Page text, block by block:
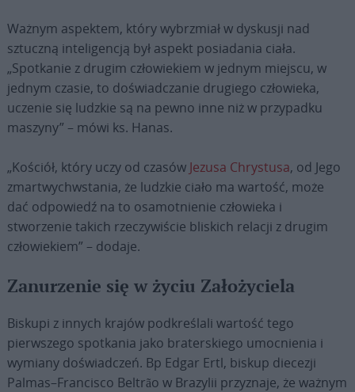
Ważnym aspektem, który wybrzmiał w dyskusji nad
sztuczną inteligencją był aspekt posiadania ciała.
„Spotkanie z drugim człowiekiem w jednym miejscu, w
jednym czasie, to doświadczanie drugiego człowieka,
uczenie się ludzkie są na pewno inne niż w przypadku
maszyny” – mówi ks. Hanas.
„Kościół, który uczy od czasów Jezusa Chrystusa, od Jego
zmartwychwstania, że ludzkie ciało ma wartość, może
dać odpowiedź na to osamotnienie człowieka i
stworzenie takich rzeczywiście bliskich relacji z drugim
człowiekiem” – dodaje.
Zanurzenie się w życiu Założyciela
Biskupi z innych krajów podkreślali wartość tego
pierwszego spotkania jako braterskiego umocnienia i
wymiany doświadczeń. Bp Edgar Ertl, biskup diecezji
Palmas–Francisco Beltrão w Brazylii przyznaje, że ważnym